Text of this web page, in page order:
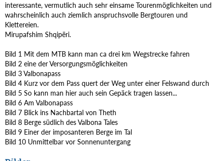
interessante, vermutlich auch sehr einsame Tourenmöglichkeiten und
wahrscheinlich auch ziemlich anspruchsvolle Bergtouren und
Klettereien.
Mirupafshim Shqipëri.
Bild 1 Mit dem MTB kann man ca drei km Wegstrecke fahren
Bild 2 eine der Versorgungsmöglichkeiten
Bild 3 Valbonapass
Bild 4 Kurz vor dem Pass quert der Weg unter einer Felswand durch
Bild 5 So kann man hier auch sein Gepäck tragen lassen...
Bild 6 Am Valbonapass
Bild 7 Blick ins Nachbartal von Theth
Bild 8 Berge südlich des Valbona Tales
Bild 9 Einer der imposanteren Berge im Tal
Bild 10 Unmittelbar vor Sonnenuntergang